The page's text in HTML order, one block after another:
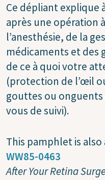
Ce dépliant explique
après une opération
l’anesthésie, de la
médicaments et
de ce à quoi votre
(protection de l’œil
gouttes ou
vous de suivi).
This pamphlet is
WW85-0463
After Your Retina